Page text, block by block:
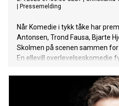
Pressemelding
Når Komedie i tykk tåke har
Antonsen, Trond Fausa, Bjarte
Skolmen på scenen sammen
En ellevill overlevelseskomedie